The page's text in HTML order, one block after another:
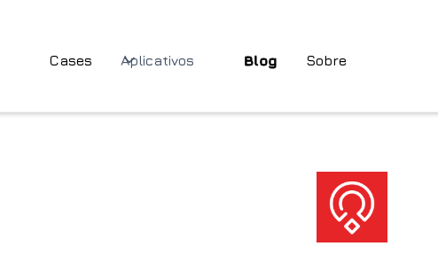
Cases Aplicativos Blog Sobre